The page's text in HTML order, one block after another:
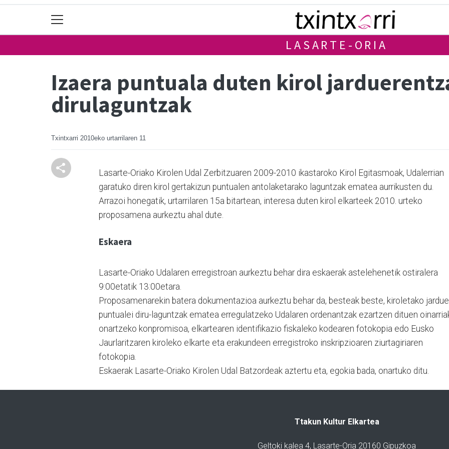
LASARTE-ORIA
Izaera puntuala duten kirol
dirulaguntzak
Txintxarri 2010eko urtarrilaren 11
Lasarte-Oriako Kirolen Udal Zerbitzuaren 2009-2010 ikastaroko Kirol Egitasmoak, Udalerrian
garatuko diren kirol gertakizun puntualen antolaketarako laguntzak ematea aurrikusten du.
Arrazoi honegatik, urtarrilaren 15a bitartean, interesa duten kirol elkarteek 2010. urteko
proposamena aurkeztu ahal dute.
Eskaera
Lasarte-Oriako Udalaren erregistroan aurkeztu behar dira eskaerak astelehenetik ostiralera
9:00etatik 13:00etara.
Proposamenarekin batera dokumentazioa aurkeztu behar da, besteak beste, kiroletako
puntualei diru-laguntzak ematea erregulatzeko Udalaren ordenantzak ezartzen dituen
onartzeko konpromisoa, elkartearen identifikazio fiskaleko kodearen fotokopia edo Eusko
Jaurlaritzaren kiroleko elkarte eta erakundeen erregistroko inskripzioaren ziurtagiriaren
fotokopia.
Eskaerak Lasarte-Oriako Kirolen Udal Batzordeak aztertu eta, egokia bada, onartuko ditu.
Ttakun Kultur Elkartea
Geltoki kalea 4, Lasarte-Oria 20160 Gipuzkoa